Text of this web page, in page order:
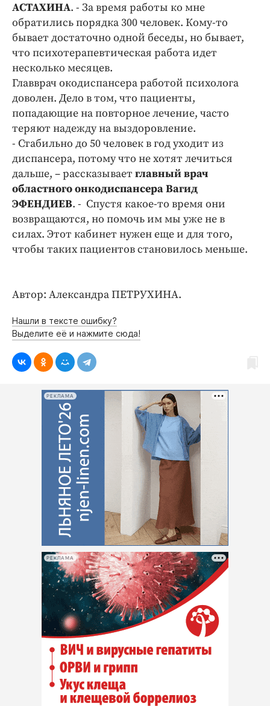
АСТАХИНА. - За время работы ко мне
обратились порядка 300 человек. Кому-то
бывает достаточно одной беседы, но бывает,
что психотерапевтическая работа идет
несколько месяцев.
Главврач окодиспансера работой психолога
доволен. Дело в том, что пациенты,
попадающие на повторное лечение, часто
теряют надежду на выздоровление.
- Стабильно до 50 человек в год уходит из
диспансера, потому что не хотят лечиться
дальше, – рассказывает главный врач
областного онкодиспансера Вагид
ЭФЕНДИЕВ. - Спустя какое-то время они
возвращаются, но помочь им мы уже не в
силах. Этот кабинет нужен еще и для того,
чтобы таких пациентов становилось меньше.
Автор: Александра ПЕТРУХИНА.
Нашли в тексте ошибку?
Выделите её и нажмите сюда!
РЕКЛАМА
РЕКЛАМА